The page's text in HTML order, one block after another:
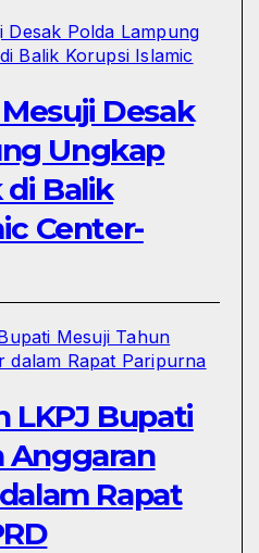
Desak
Ungkap
di Balik
Center-
LKPJ Bupati
Anggaran
Rapat